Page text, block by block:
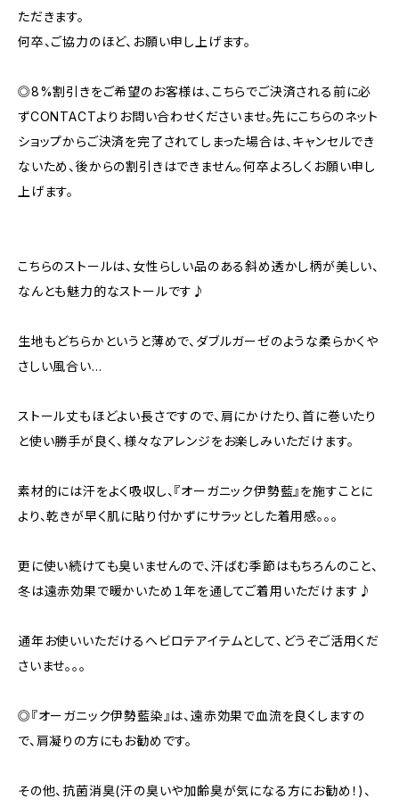
ただきます。
何卒、ご協力のほど、お願い申し上げます。
◎8%割引きをご希望のお客様は、こちらでご決済される前に必
ずCONTACTよりお問い合わせくださいませ。先にこちらのネット
ショップからご決済を完了されてしまった場合は、キャンセルでき
ないため、後からの割引きはできません。何卒よろしくお願い申し
上げます。
こちらのストールは、女性らしい品のある斜め透かし柄が美しい、
なんとも魅力的なストールです♪
生地もどちらかというと薄めで、ダブルガーゼのような柔らかくや
さしい風合い…
ストール丈もほどよい長さですので、肩にかけたり、首に巻いたり
と使い勝手が良く、様々なアレンジをお楽しみいただけます。
素材的には汗をよく吸収し、『オーガニック伊勢藍』を施すことに
より、乾きが早く肌に貼り付かずにサラッとした着用感。。。
更に使い続けても臭いませんので、汗ばむ季節はもちろんのこと、
冬は遠赤効果で暖かいため１年を通してご着用いただけます♪
通年お使いいただけるヘビロテアイテムとして、どうぞご活用くだ
さいませ。。。
◎『オーガニック伊勢藍染』は、遠赤効果で血流を良くしますの
で、肩凝りの方にもお勧めです。
その他、抗菌消臭(汗の臭いや加齢臭が気になる方にお勧め！)、